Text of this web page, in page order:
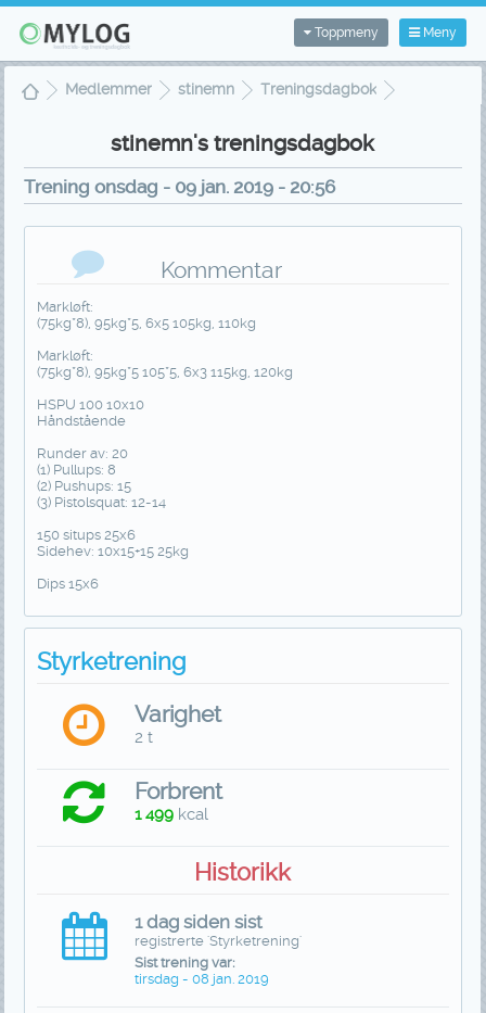
Meny
Toppmeny
Medlemmer stinemn
Treningsdagbok
stinemn's treningsdagbok
Trening onsdag - 09 jan. 2019 - 20:56
Kommentar
Markløft:
(75kg*8), 95kg*5, 6x5 105kg, 110kg
Markløft:
(75kg*8), 95kg*5 105*5, 6x3 115kg, 120kg
HSPU 100 10x10
Håndstående
Runder av: 20
(1) Pullups: 8
(2) Pushups: 15
(3) Pistolsquat: 12-14
150 situps 25x6
Sidehev: 10x15+15 25kg
Dips 15x6
Styrketrening
Varighet
2 t
Forbrent
1 499 kcal
Historikk
1 dag siden sist
registrerte 'Styrketrening'
Sist trening var:
tirsdag - 08 jan. 2019